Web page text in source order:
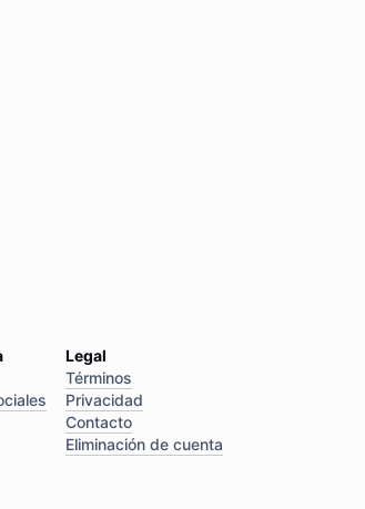
Legal
Términos
Privacidad
Contacto
Eliminación de cuenta